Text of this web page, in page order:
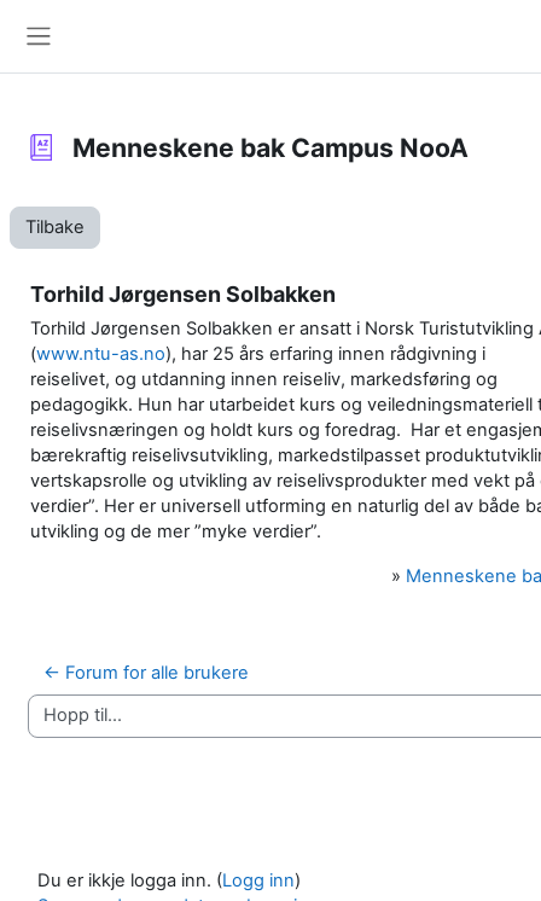
Menneskene bak Campus NooA
Tilbake
Torhild Jørgensen Solbakken
Torhild Jørgensen Solbakken er ansatt i Norsk Turistutvikling
(www.ntu-as.no), har 25 års erfaring innen rådgivning i
reiselivet, og utdanning innen reiseliv, markedsføring og
pedagogikk. Hun har utarbeidet kurs og veiledningsmateriell
reiselivsnæringen og holdt kurs og foredrag. Har et
bærekraftig reiselivsutvikling, markedstilpasset
vertskapsrolle og utvikling av reiselivsprodukter med vekt på
verdier”. Her er universell utforming en naturlig del av både
utvikling og de mer ”myke verdier”.
» Menneskene
← Forum for alle brukere
Hopp til...
Du er ikkje logga inn. (Logg inn)